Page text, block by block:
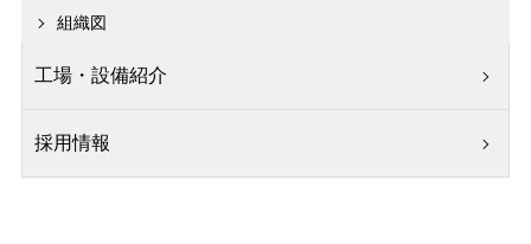
組織図
工場・設備紹介
採用情報